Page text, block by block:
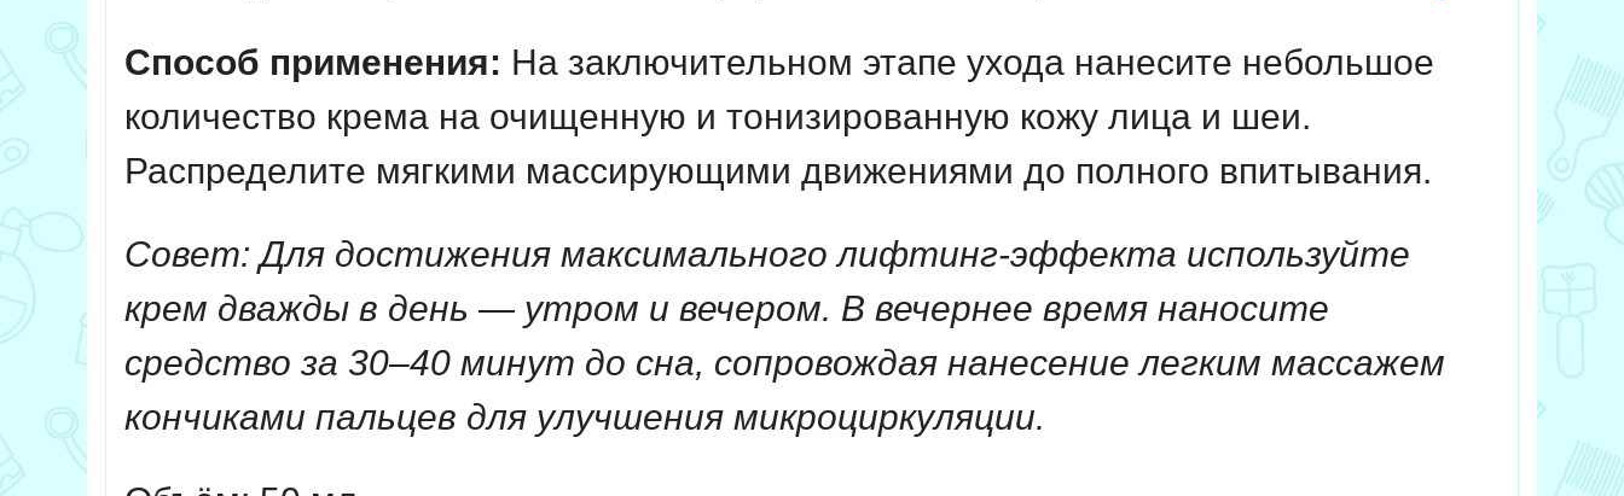
Способ применения: На заключительном этапе ухода нанесите небольшое
количество крема на очищенную и тонизированную кожу лица и шеи.
Распределите мягкими массирующими движениями до полного впитывания.
Совет: Для достижения максимального лифтинг-эффекта используйте
крем дважды в день — утром и вечером. В вечернее время наносите
средство за 30–40 минут до сна, сопровождая нанесение легким массажем
кончиками пальцев для улучшения микроциркуляции.